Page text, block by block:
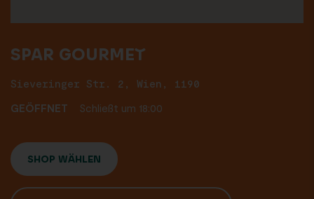
SPAR GOURMET
Sieveringer Str. 2, Wien, 1190
GEÖFFNET
Schließt um 18:00
SHOP WÄHLEN